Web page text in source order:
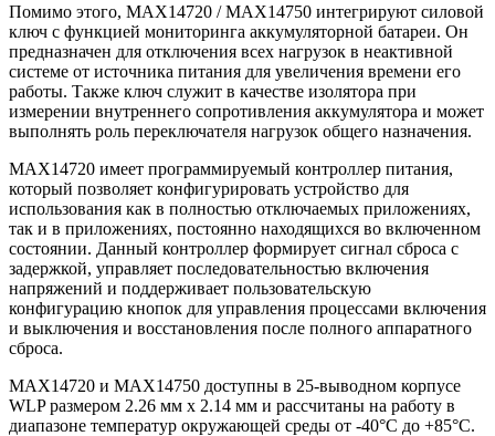
Помимо этого, MAX14720 / MAX14750 интегрируют силовой
ключ с функцией мониторинга аккумуляторной батареи. Он
предназначен для отключения всех нагрузок в неактивной
системе от источника питания для увеличения времени его
работы. Также ключ служит в качестве изолятора при
измерении внутреннего сопротивления аккумулятора и может
выполнять роль переключателя нагрузок общего назначения.
MAX14720 имеет программируемый контроллер питания,
который позволяет конфигурировать устройство для
использования как в полностью отключаемых приложениях,
так и в приложениях, постоянно находящихся во включенном
состоянии. Данный контроллер формирует сигнал сброса с
задержкой, управляет последовательностью включения
напряжений и поддерживает пользовательскую
конфигурацию кнопок для управления процессами включения
и выключения и восстановления после полного аппаратного
сброса.
MAX14720 и MAX14750 доступны в 25-выводном корпусе
WLP размером 2.26 мм х 2.14 мм и рассчитаны на работу в
диапазоне температур окружающей среды от -40°С до +85°С.